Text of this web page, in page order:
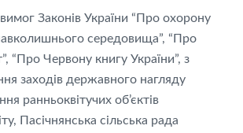
Законів України “Про охорону
середовища”, “Про
“Про Червону книгу України”, з
заходів державного нагляду
ранньоквітучих об’єктів
Пасічнянська сільська рада